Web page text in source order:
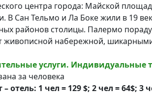
центра города: Майской
В Сан Тельмо и Ла Боке жили в 19
районов столицы. Палермо
живописной набережной,
услуги. Индивидуальные
за человека
– отель: 1 чел = 129 $; 2 чел = 64$; 3